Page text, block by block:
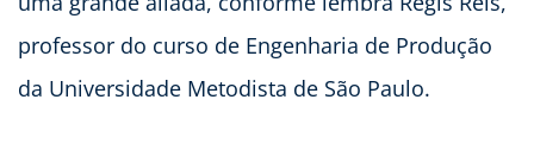
professor do curso de Engenharia de Produção
da Universidade Metodista de São Paulo.